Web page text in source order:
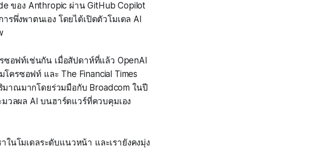
ของ Anthropic ผ่าน GitHub Copilot
พึ่งพาตนเอง โดยได้เปิดตัวโมเดล AI
ซอฟท์เช่นกัน เมื่อสัปดาห์ที่แล้ว OpenAI
ครซอฟท์ และ The Financial Times
มาณมากโดยร่วมมือกับ Broadcom ในปี
วลผล AI บนฮาร์ดแวร์ที่ควบคุมเอง
ในโมเดลระดับแนวหน้า และเรายังคงมุ่ง